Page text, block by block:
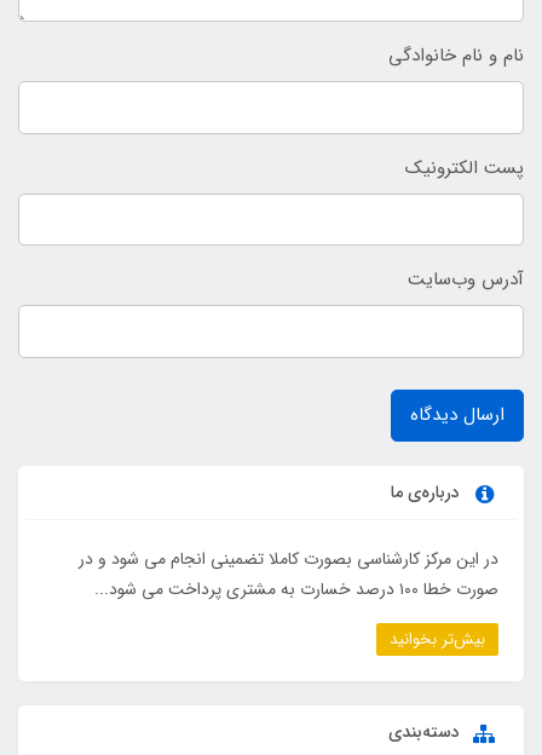
نام و نام خانوادگی
پست الکترونیک
آدرس وب‌سایت
ارسال دیدگاه
درباره‌ی ما
در این مرکز کارشناسی بصورت کاملا تضمینی انجام می شود و در
صورت خطا ۱۰۰ درصد خسارت به مشتری پرداخت می شود...
بیش‌تر بخوانید
دسته‌بندی